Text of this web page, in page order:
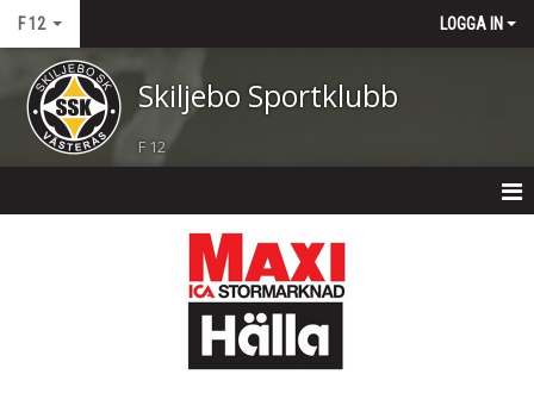
F 12 LOGGA IN
Skiljebo Sportklubb
F 12